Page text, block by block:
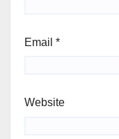
Email *
Website